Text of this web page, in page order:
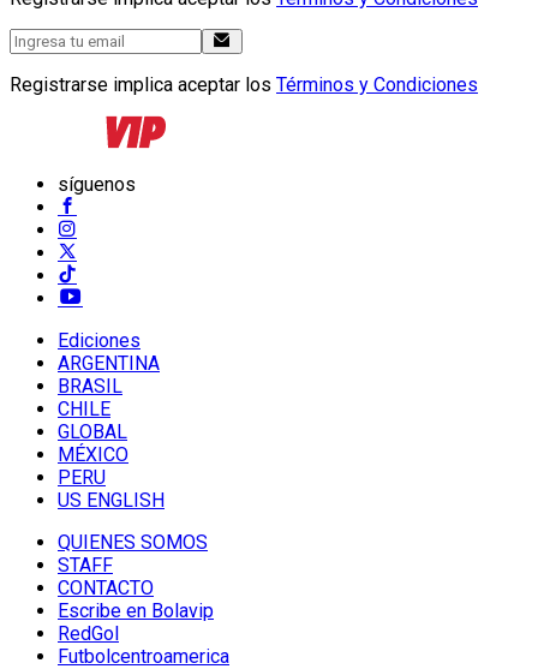
Registrarse implica aceptar los Términos y Condiciones
síguenos
Ediciones
ARGENTINA
BRASIL
CHILE
GLOBAL
MÉXICO
PERU
US ENGLISH
QUIENES SOMOS
STAFF
CONTACTO
Escribe en Bolavip
RedGol
Futbolcentroamerica